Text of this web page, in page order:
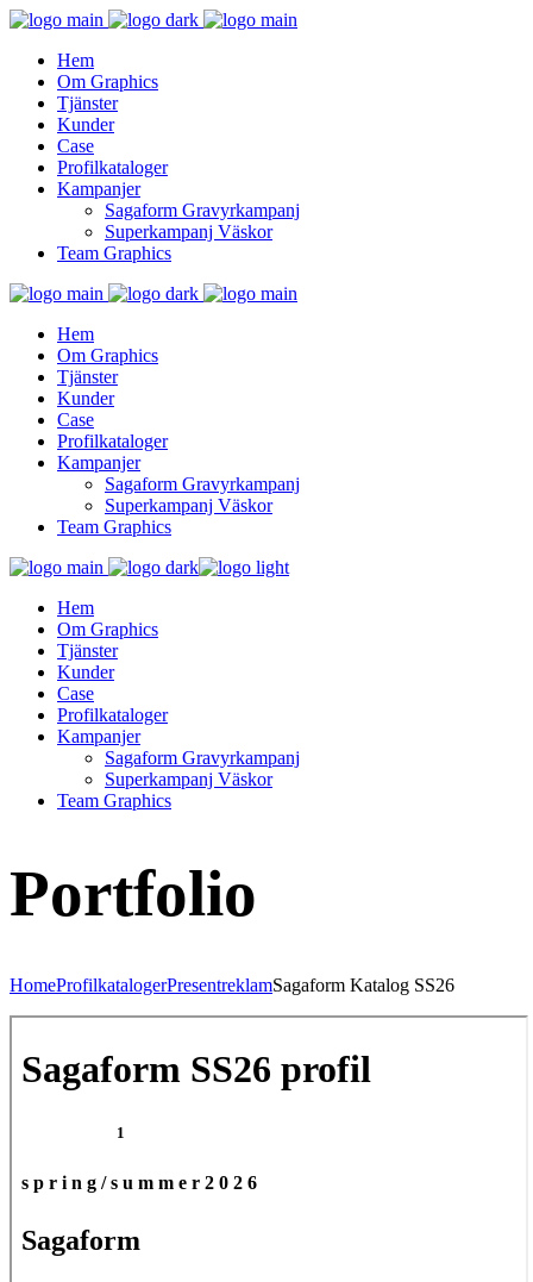
Hem
Om Graphics
Tjänster
Kunder
Case
Profilkataloger
Kampanjer
Sagaform Gravyrkampanj
Superkampanj Väskor
Team Graphics
Hem
Om Graphics
Tjänster
Kunder
Case
Profilkataloger
Kampanjer
Sagaform Gravyrkampanj
Superkampanj Väskor
Team Graphics
Hem
Om Graphics
Tjänster
Kunder
Case
Profilkataloger
Kampanjer
Sagaform Gravyrkampanj
Superkampanj Väskor
Team Graphics
Portfolio
HomeProfilkatalogerPresentreklamSagaform Katalog SS26